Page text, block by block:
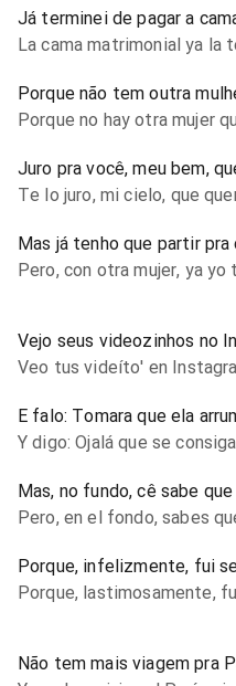
Já terminei de pagar a
La cama matrimonial ya la
Porque não tem outra
Porque no hay otra mujer
Juro pra você, meu bem,
Te lo juro, mi cielo, que
Mas já tenho que partir pra
Pero, con otra mujer, ya
Vejo seus videozinhos no
Veo tus videíto' en
E falo: Tomara que ela
Y digo: Ojalá que se
Mas, no fundo, cê sabe
Pero, en el fondo, sabes
Porque, infelizmente, fui
Porque, lastimosamente,
Não tem mais viagem pra